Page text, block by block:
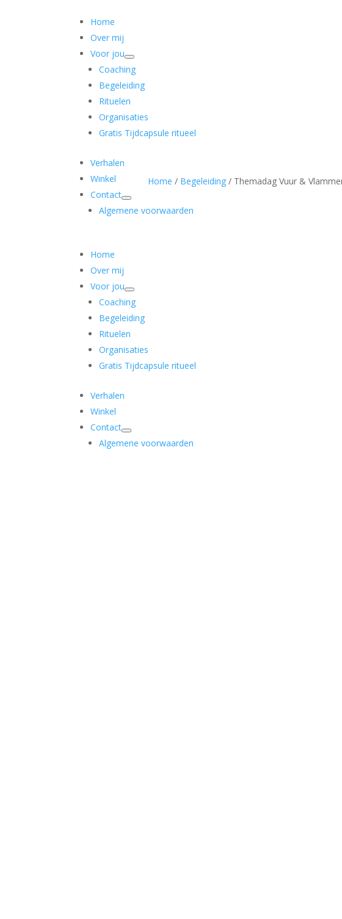
Home
Over mij
Voor jou
Coaching
Begeleiding
Rituelen
Organisaties
Gratis Tijdcapsule ritueel
Verhalen
Winkel
Contact
Algemene voorwaarden
Home
Over mij
Voor jou
Coaching
Begeleiding
Rituelen
Organisaties
Gratis Tijdcapsule ritueel
Verhalen
Winkel
Contact
Algemene voorwaarden
Home / Begeleiding/ Themadag Vuur &